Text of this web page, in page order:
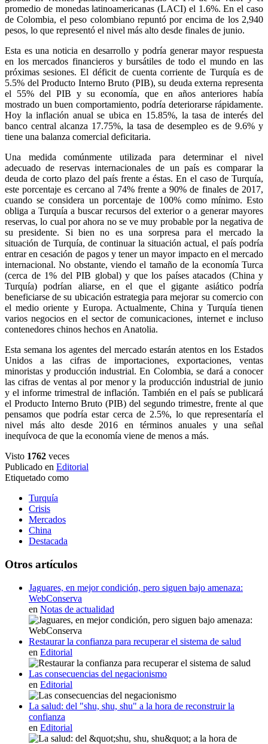
promedio de monedas latinoamericanas (LACI) el 1.6%. En el caso
de Colombia, el peso colombiano repuntó por encima de los 2,940
pesos, lo que representó el nivel más alto desde finales de junio.
Esta es una noticia en desarrollo y podría generar mayor respuesta
en los mercados financieros y bursátiles de todo el mundo en las
próximas sesiones. El déficit de cuenta corriente de Turquía es de
5.5% del Producto Interno Bruto (PIB), su deuda externa representa
el 55% del PIB y su economía, que en años anteriores había
mostrado un buen comportamiento, podría deteriorarse rápidamente.
Hoy la inflación anual se ubica en 15.85%, la tasa de interés del
banco central alcanza 17.75%, la tasa de desempleo es de 9.6% y
tiene una balanza comercial deficitaria.
Una medida comúnmente utilizada para determinar el nivel
adecuado de reservas internacionales de un país es comparar la
deuda de corto plazo del país frente a éstas. En el caso de Turquía,
este porcentaje es cercano al 74% frente a 90% de finales de 2017,
cuando se considera un porcentaje de 100% como mínimo. Esto
obliga a Turquía a buscar recursos del exterior o a generar mayores
reservas, lo cual por ahora no se ve muy probable por la negativa de
su presidente. Si bien no es una sorpresa para el mercado la
situación de Turquía, de continuar la situación actual, el país podría
entrar en cesación de pagos y tener un mayor impacto en el mercado
internacional. No obstante, viendo el tamaño de la economía Turca
(cerca de 1% del PIB global) y que los países atacados (China y
Turquía) podrían aliarse, en el que el gigante asiático podría
beneficiarse de su ubicación estrategia para mejorar su comercio con
el medio oriente y Europa. Actualmente, China y Turquía tienen
varios negocios en el sector de comunicaciones, internet e incluso
contenedores chinos hechos en Anatolia.
Esta semana los agentes del mercado estarán atentos en los Estados
Unidos a las cifras de importaciones, exportaciones, ventas
minoristas y producción industrial. En Colombia, se dará a conocer
las cifras de ventas al por menor y la producción industrial de junio
y el informe trimestral de inflación. También en el país se publicará
el Producto Interno Bruto (PIB) del segundo trimestre, frente al que
pensamos que podría estar cerca de 2.5%, lo que representaría el
nivel más alto desde 2016 en términos anuales y una señal
inequívoca de que la economía viene de menos a más.
Visto 1762 veces
Publicado en Editorial
Etiquetado como
Turquía
Crisis
Mercados
China
Destacada
Otros artículos
Jaguares, en mejor condición, pero siguen bajo amenaza:
WebConserva
en Notas de actualidad
Restaurar la confianza para recuperar el sistema de salud
en Editorial
Las consecuencias del negacionismo
en Editorial
La salud: del "shu, shu, shu" a la hora de reconstruir la
confianza
en Editorial